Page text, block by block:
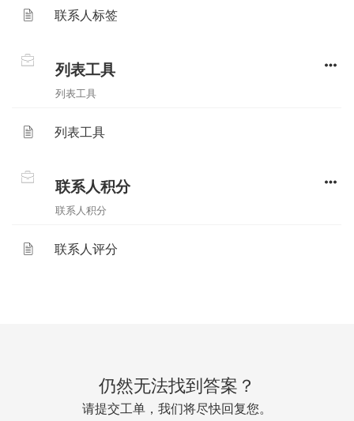
联系人标签
列表工具
列表工具
列表工具
联系人积分
联系人积分
联系人评分
仍然无法找到答案？
请提交工单，我们将尽快回复您。